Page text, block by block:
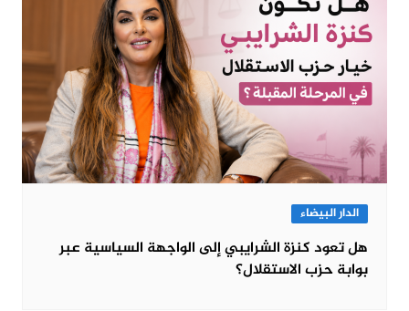
الدار البيضاء
هل تعود كنزة الشرايبي إلى الواجهة السياسية عبر
بوابة حزب الاستقلال؟